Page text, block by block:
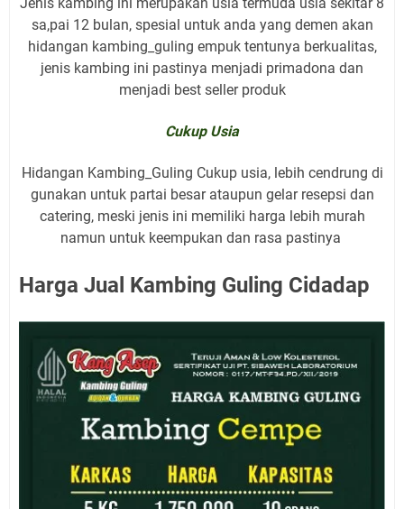
sa,pai 12 bulan, spesial untuk anda yang demen akan
hidangan kambing_guling empuk tentunya berkualitas,
jenis kambing ini pastinya menjadi primadona dan
menjadi best seller produk
Cukup Usia
Hidangan Kambing_Guling Cukup usia, lebih cendrung di
gunakan untuk partai besar ataupun gelar resepsi dan
catering, meski jenis ini memiliki harga lebih murah
namun untuk keempukan dan rasa pastinya
Harga Jual Kambing Guling Cidadap